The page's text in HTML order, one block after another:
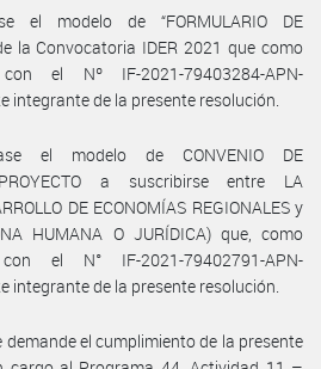
el modelo de “FORMULARIO DE
la Convocatoria IDER 2021 que como
el Nº IF-2021-79403284-APN-
integrante de la presente resolución.
el modelo de CONVENIO DE
a suscribirse entre LA
DE ECONOMÍAS REGIONALES y
HUMANA O JURÍDICA) que, como
el N° IF-2021-79402791-APN-
integrante de la presente resolución.
demande el cumplimiento de la presente